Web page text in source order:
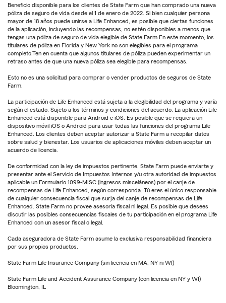
Beneficio disponible para los clientes de State Farm que han comprado una nueva
póliza de seguro de vida desde el 1 de enero de 2022. Si bien cualquier persona
mayor de 18 años puede unirse a Life Enhanced, es posible que ciertas funciones
de la aplicación, incluyendo las recompensas, no estén disponibles a menos que
tengas una póliza de seguro de vida elegible de State Farm.En este momento, los
titulares de póliza en Florida y New York no son elegibles para el programa
completo.Ten en cuenta que algunos titulares de póliza pueden experimentar un
retraso antes de que una nueva póliza sea elegible para recompensas.
Esto no es una solicitud para comprar o vender productos de seguros de State
Farm.
La participación de Life Enhanced está sujeta a la elegibilidad del programa y varía
según el estado. Sujeto a los términos y condiciones del acuerdo. La aplicación Life
Enhanced está disponible para Android e iOS. Es posible que se requiera un
dispositivo móvil iOS o Android para usar todas las funciones del programa Life
Enhanced. Los clientes deben aceptar autorizar a State Farm a recopilar datos
sobre salud y bienestar. Los usuarios de aplicaciones móviles deben aceptar un
acuerdo de licencia.
De conformidad con la ley de impuestos pertinente, State Farm puede enviarte y
presentar ante el Servicio de Impuestos Internos y/u otra autoridad de impuestos
aplicable un Formulario 1099-MISC (ingresos misceláneos) por el canje de
recompensas de Life Enhanced, según corresponda. Tú eres el único responsable
de cualquier consecuencia fiscal que surja del canje de recompensas de Life
Enhanced. State Farm no provee asesoría fiscal ni legal. Es posible que desees
discutir las posibles consecuencias fiscales de tu participación en el programa Life
Enhanced con un asesor fiscal o legal.
Cada aseguradora de State Farm asume la exclusiva responsabilidad financiera
por sus propios productos.
State Farm Life Insurance Company (sin licencia en MA, NY ni WI)
State Farm Life and Accident Assurance Company (con licencia en NY y WI)
Bloomington, IL